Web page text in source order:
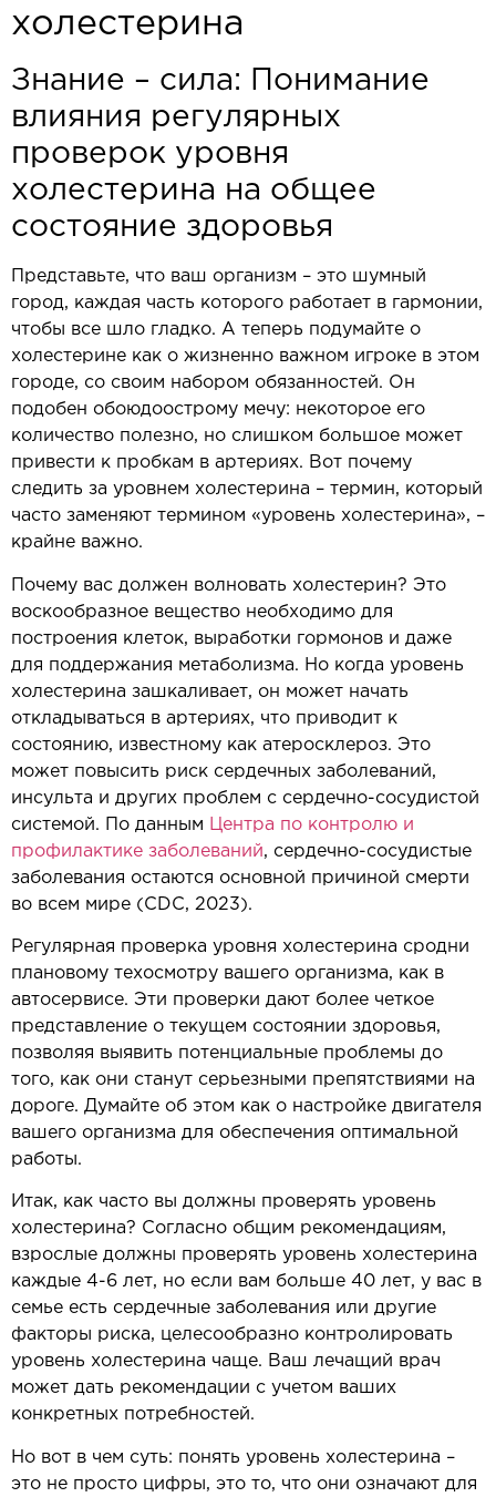
холестерина
Знание – сила: Понимание
влияния регулярных
проверок уровня
холестерина на общее
состояние здоровья
Представьте, что ваш организм – это шумный
город, каждая часть которого работает в гармонии,
чтобы все шло гладко. А теперь подумайте о
холестерине как о жизненно важном игроке в этом
городе, со своим набором обязанностей. Он
подобен обоюдоострому мечу: некоторое его
количество полезно, но слишком большое может
привести к пробкам в артериях. Вот почему
следить за уровнем холестерина – термин, который
часто заменяют термином «уровень холестерина», –
крайне важно.
Почему вас должен волновать холестерин? Это
воскообразное вещество необходимо для
построения клеток, выработки гормонов и даже
для поддержания метаболизма. Но когда уровень
холестерина зашкаливает, он может начать
откладываться в артериях, что приводит к
состоянию, известному как атеросклероз. Это
может повысить риск сердечных заболеваний,
инсульта и других проблем с сердечно-сосудистой
системой. По данным Центра по контролю и
профилактике заболеваний, сердечно-сосудистые
заболевания остаются основной причиной смерти
во всем мире (CDC, 2023).
Регулярная проверка уровня холестерина сродни
плановому техосмотру вашего организма, как в
автосервисе. Эти проверки дают более четкое
представление о текущем состоянии здоровья,
позволяя выявить потенциальные проблемы до
того, как они станут серьезными препятствиями на
дороге. Думайте об этом как о настройке двигателя
вашего организма для обеспечения оптимальной
работы.
Итак, как часто вы должны проверять уровень
холестерина? Согласно общим рекомендациям,
взрослые должны проверять уровень холестерина
каждые 4-6 лет, но если вам больше 40 лет, у вас в
семье есть сердечные заболевания или другие
факторы риска, целесообразно контролировать
уровень холестерина чаще. Ваш лечащий врач
может дать рекомендации с учетом ваших
конкретных потребностей.
Но вот в чем суть: понять уровень холестерина –
это не просто цифры, это то, что они означают для